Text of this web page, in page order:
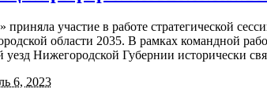
участие в работе стратегической
области 2035. В рамках командной
Нижегородской Губернии исторически
6, 2023